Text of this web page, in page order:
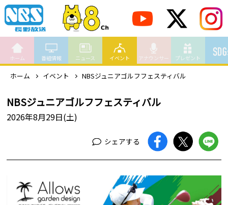
ホーム 番組情報 ニュース イベント アナウンサー プレゼント
ホーム イベント NBSジュニアゴルフフェスティバル
NBSジュニアゴルフフェスティバル
2026年8月29日(土)
シェアする